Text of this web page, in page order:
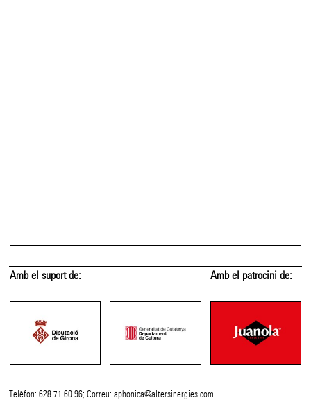
Amb el suport de: Amb el patrocini de:
Telèfon: 628 71 60 96; Correu:aphonica@altersinergies.com